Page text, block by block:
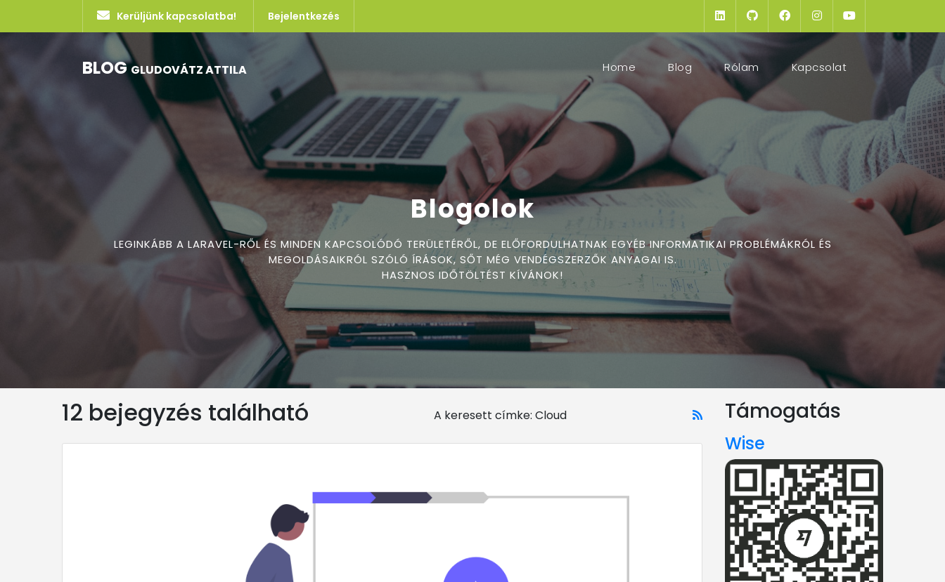
Kerüljünk kapcsolatba! Bejelentkezés
BLOGGLUDOVÁTZ ATTILA Home (current)
Blog Rólam Kapcsolat
Blogolok
LEGINKÁBB A LARAVEL-RŐL ÉS MINDEN KAPCSOLÓDÓ TERÜLETÉRŐL, DE ELŐFORDULHATNAK EGYÉB INFORMATIKAI PROBLÉMÁKRÓL ÉS
MEGOLDÁSAIKRÓL SZÓLÓ ÍRÁSOK, SŐT MÉG VENDÉGSZERZŐK ANYAGAI IS.
HASZNOS IDŐTÖLTÉST KÍVÁNOK!
12 bejegyzés található A keresett címke: Cloud Támogatás
Wise